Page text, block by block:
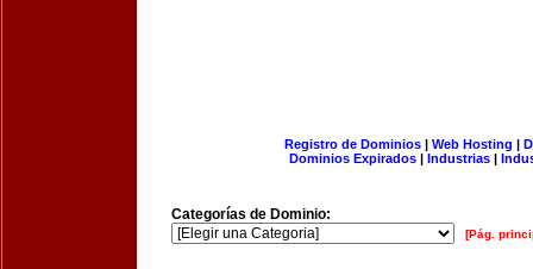
Registro de Dominios| Web Hosting |
Dominios Expirados | Industrias |
Categorías de Dominio:
[Pág.